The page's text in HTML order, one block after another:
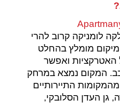
לומניקה קרוב להרי
מומלץ בהחלט
האטרקציות ואפשר
המקום נמצא במרחק
התיירותיים
גן העדן הסלובקי,